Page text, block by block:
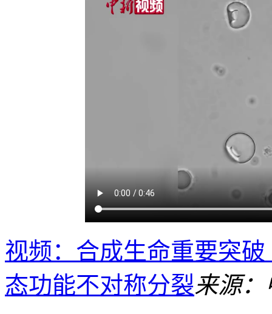
视频：合成生命重要突
态功能不对称分裂来源